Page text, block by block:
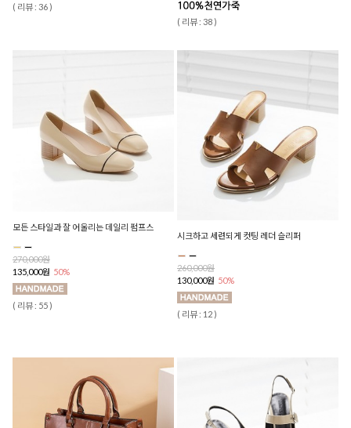
( 리뷰 : 36 )
( 리뷰 : 38 )
모든 스타일과 잘 어울리는 데일리 펌프스
270,000원
135,000원 50%
( 리뷰 : 55 )
시크하고 세련되게 컷팅 레더 슬리퍼
260,000원
130,000원 50%
( 리뷰 : 12 )